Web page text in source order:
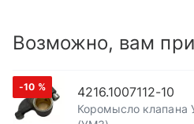
Возможно, вам
-10 % 4216.1007112-10
Коромысло клапана